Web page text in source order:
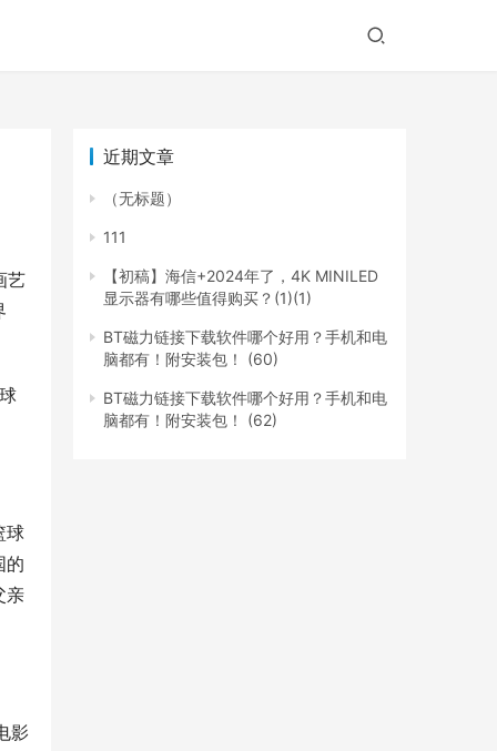
艺
球
的
亲
影
近期文章
（无标题）
111
【初稿】海信+2024年了，4K MINILED
显示器有哪些值得购买？(1)(1)
BT磁力链接下载软件哪个好用？手机和电
脑都有！附安装包！ (60)
BT磁力链接下载软件哪个好用？手机和电
脑都有！附安装包！ (62)